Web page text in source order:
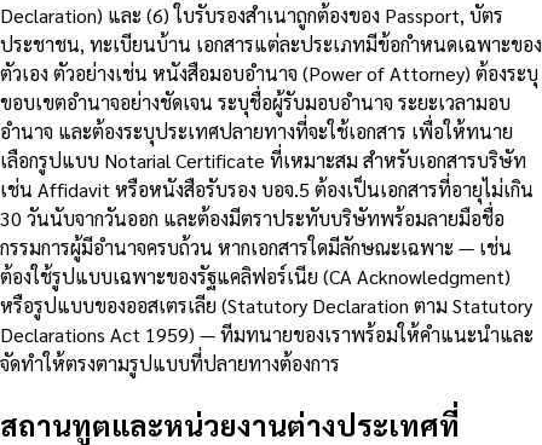
Declaration) และ (6) ใบรับรองสำเนาถูกต้องของ Passport, บัตร
ประชาชน, ทะเบียนบ้าน เอกสารแต่ละประเภทมีข้อกำหนดเฉพาะของ
ตัวเอง ตัวอย่างเช่น หนังสือมอบอำนาจ (Power of Attorney) ต้องระบุ
ขอบเขตอำนาจอย่างชัดเจน ระบุชื่อผู้รับมอบอำนาจ ระยะเวลามอบ
อำนาจ และต้องระบุประเทศปลายทางที่จะใช้เอกสาร เพื่อให้ทนาย
เลือกรูปแบบ Notarial Certificate ที่เหมาะสม สำหรับเอกสารบริษัท
เช่น Affidavit หรือหนังสือรับรอง บอจ.5 ต้องเป็นเอกสารที่อายุไม่เกิน
30 วันนับจากวันออก และต้องมีตราประทับบริษัทพร้อมลายมือชื่อ
กรรมการผู้มีอำนาจครบถ้วน หากเอกสารใดมีลักษณะเฉพาะ — เช่น
ต้องใช้รูปแบบเฉพาะของรัฐแคลิฟอร์เนีย (CA Acknowledgment)
หรือรูปแบบของออสเตรเลีย (Statutory Declaration ตาม Statutory
Declarations Act 1959) — ทีมทนายของเราพร้อมให้คำแนะนำและ
จัดทำให้ตรงตามรูปแบบที่ปลายทางต้องการ
สถานทูตและหน่วยงานต่างประเทศที่